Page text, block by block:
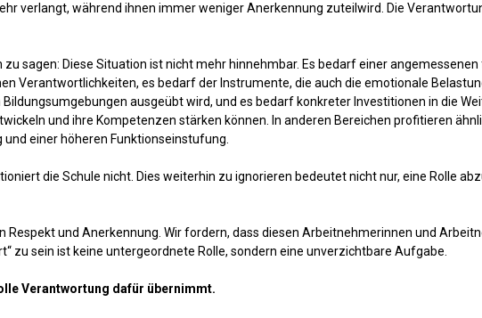
verlangt, während ihnen immer weniger Anerkennung zuteilwird. Die
zu sagen: Diese Situation ist nicht mehr hinnehmbar. Es bedarf einer
Verantwortlichkeiten, es bedarf der Instrumente, die auch die emotionale
ausgeübt wird, und es bedarf konkreter Investitionen in die
und ihre Kompetenzen stärken können. In anderen Bereichen profitieren
einer höheren Funktionseinstufung.
die Schule nicht. Dies weiterhin zu ignorieren bedeutet nicht nur, eine Rolle
Respekt und Anerkennung. Wir fordern, dass diesen Arbeitnehmerinnen und
zu sein ist keine untergeordnete Rolle, sondern eine unverzichtbare Aufgabe.
Verantwortung dafür übernimmt.